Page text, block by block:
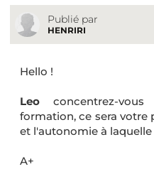
Publié par
HENRIRI
Hello !
Leo concentrez-
formation, ce sera votre
et l'autonomie à laquelle
A+